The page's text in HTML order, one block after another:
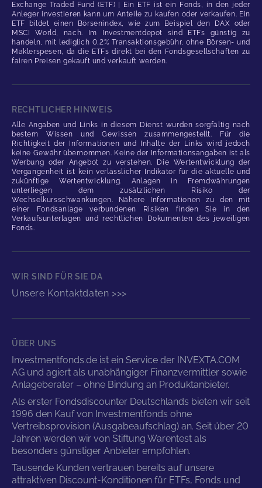
Exchange Traded Fund (ETF) | Ein ETF ist ein Fonds, in den jeder
Anleger investieren kann um Anteile zu kaufen oder verkaufen. Ein
ETF bildet einen Börsenindex, wie zum Beispiel den DAX oder
MSCI World, nach. Im Investmentdepot sind ETFs günstig zu
handeln, mit lediglich 0,2% Transaktionsgebühr, ohne Börsen- und
Maklerspesen, da die ETFs direkt bei den Fondsgesellschaften zu
fairen Preisen gekauft und verkauft werden.
RECHTLICHER HINWEIS
Alle Angaben und Links in diesem Dienst wurden sorgfältig nach
bestem Wissen und Gewissen zusammengestellt. Für die
Richtigkeit der Informationen und Inhalte der Links wird jedoch
keine Gewähr übernommen. Keine der Informationsangaben ist als
Werbung oder Angebot zu verstehen. Die Wertentwicklung der
Vergangenheit ist kein verlässlicher Indikator für die aktuelle und
zukünftige Wertentwicklung. Anlagen in Fremdwährungen
unterliegen dem zusätzlichen Risiko der
Wechselkursschwankungen. Nähere Informationen zu den mit
einer Fondsanlage verbundenen Risiken finden Sie in den
Verkaufsunterlagen und rechtlichen Dokumenten des jeweiligen
Fonds.
WIR SIND FÜR SIE DA
Unsere Kontaktdaten >>>
ÜBER UNS
Investmentfonds.de ist ein Service der INVEXTA.COM
AG und agiert als unabhängiger Finanzvermittler sowie
Anlageberater – ohne Bindung an Produktanbieter.
Als erster Fondsdiscounter Deutschlands bieten wir seit
1996 den Kauf von Investmentfonds ohne
Vertreibsprovision (Ausgabeaufschlag) an. Seit über 20
Jahren werden wir von Stiftung Warentest als
besonders günstiger Anbieter empfohlen.
Tausende Kunden vertrauen bereits auf unsere
attraktiven Discount-Konditionen für ETFs, Fonds und